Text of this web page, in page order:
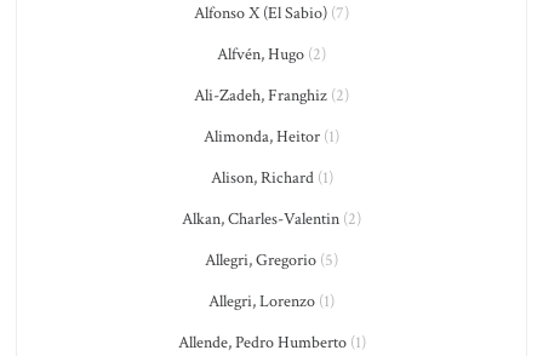
Alfonso X (El Sabio) (7)
Alfvén, Hugo (2)
Ali-Zadeh, Franghiz (2)
Alimonda, Heitor (1)
Alison, Richard(1)
Alkan, Charles-Valentin (2)
Allegri, Gregorio (5)
Allegri, Lorenzo (1)
Allende, Pedro Humberto(1)